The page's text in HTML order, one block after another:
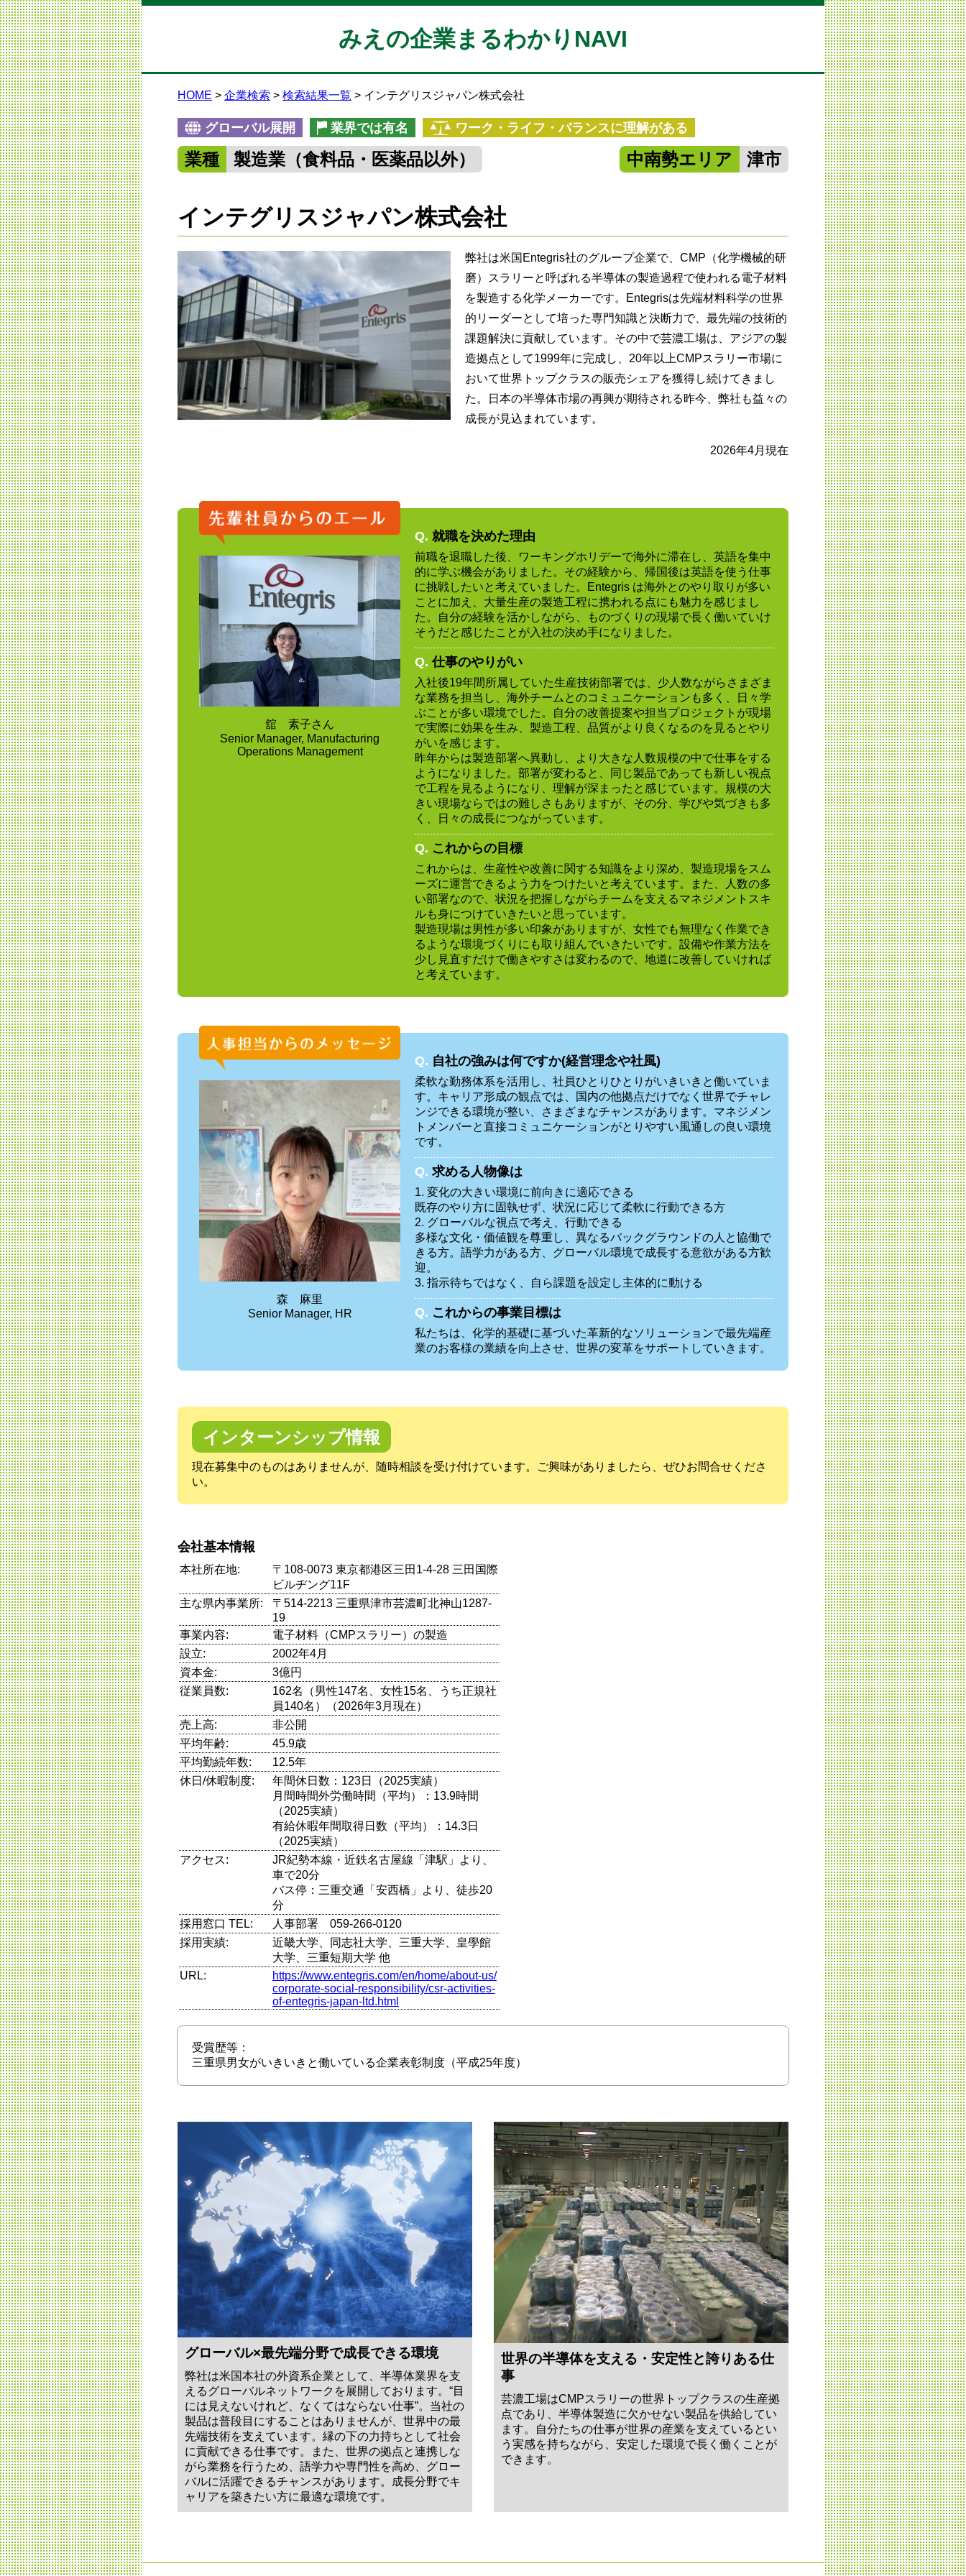
みえの企業まるわかりNAVI
HOME 企業検索 検索結果一覧 インテグリスジャパン株式会社
グローバル展開 業界では有名 ワーク・ライフ・バランスに理解がある
業種 製造業（食料品・医薬品以外） 中南勢エリア 津市
インテグリスジャパン株式会社
弊社は米国Entegris社のグループ企業で、CMP（化学機械的研
磨）スラリーと呼ばれる半導体の製造過程で使われる電子材料
を製造する化学メーカーです。Entegrisは先端材料科学の世界
的リーダーとして培った専門知識と決断力で、最先端の技術的
課題解決に貢献しています。その中で芸濃工場は、アジアの製
造拠点として1999年に完成し、20年以上CMPスラリー市場に
おいて世界トップクラスの販売シェアを獲得し続けてきまし
た。日本の半導体市場の再興が期待される昨今、弊社も益々の
成長が見込まれています。
2026年4月現在
舘 素子さん
Senior Manager, Manufacturing
Operations Management
Q. 就職を決めた理由
前職を退職した後、ワーキングホリデーで海外に滞在し、英語を集中
的に学ぶ機会がありました。その経験から、帰国後は英語を使う仕事
に挑戦したいと考えていました。Entegris は海外とのやり取りが多い
ことに加え、大量生産の製造工程に携われる点にも魅力を感じまし
た。自分の経験を活かしながら、ものづくりの現場で長く働いていけ
そうだと感じたことが入社の決め手になりました。
Q. 仕事のやりがい
入社後19年間所属していた生産技術部署では、少人数ながらさまざま
な業務を担当し、海外チームとのコミュニケーションも多く、日々学
ぶことが多い環境でした。自分の改善提案や担当プロジェクトが現場
で実際に効果を生み、製造工程、品質がより良くなるのを見るとやり
がいを感じます。
昨年からは製造部署へ異動し、より大きな人数規模の中で仕事をする
ようになりました。部署が変わると、同じ製品であっても新しい視点
で工程を見るようになり、理解が深まったと感じています。規模の大
きい現場ならではの難しさもありますが、その分、学びや気づきも多
く、日々の成長につながっています。
Q. これからの目標
これからは、生産性や改善に関する知識をより深め、製造現場をスム
ーズに運営できるよう力をつけたいと考えています。また、人数の多
い部署なので、状況を把握しながらチームを支えるマネジメントスキ
ルも身につけていきたいと思っています。
製造現場は男性が多い印象がありますが、女性でも無理なく作業でき
るような環境づくりにも取り組んでいきたいです。設備や作業方法を
少し見直すだけで働きやすさは変わるので、地道に改善していければ
と考えています。
森 麻里
Senior Manager, HR
Q. 自社の強みは何ですか(経営理念や社風)
柔軟な勤務体系を活用し、社員ひとりひとりがいきいきと働いていま
す。キャリア形成の観点では、国内の他拠点だけでなく世界でチャレ
ンジできる環境が整い、さまざまなチャンスがあります。マネジメン
トメンバーと直接コミュニケーションがとりやすい風通しの良い環境
です。
Q. 求める人物像は
1. 変化の大きい環境に前向きに適応できる
既存のやり方に固執せず、状況に応じて柔軟に行動できる方
2. グローバルな視点で考え、行動できる
多様な文化・価値観を尊重し、異なるバックグラウンドの人と協働で
きる方。語学力がある方、グローバル環境で成長する意欲がある方歓
迎。
3. 指示待ちではなく、自ら課題を設定し主体的に動ける
Q. これからの事業目標は
私たちは、化学的基礎に基づいた革新的なソリューションで最先端産
業のお客様の業績を向上させ、世界の変革をサポートしていきます。
インターンシップ情報
現在募集中のものはありませんが、随時相談を受け付けています。ご興味がありましたら、ぜひお問合せくださ
い。
会社基本情報
本社所在地:
〒108-0073 東京都港区三田1-4-28 三田国際
ビルヂング11F
主な県内事業所:
〒514-2213 三重県津市芸濃町北神山1287-
19
事業内容:
電子材料（CMPスラリー）の製造
設立:
2002年4月
資本金:
3億円
従業員数:
162名（男性147名、女性15名、うち正規社
員140名）（2026年3月現在）
売上高:
非公開
平均年齢:
45.9歳
平均勤続年数:
12.5年
休日/休暇制度:
年間休日数：123日（2025実績）
月間時間外労働時間（平均）：13.9時間
（2025実績）
有給休暇年間取得日数（平均）：14.3日
（2025実績）
アクセス:
JR紀勢本線・近鉄名古屋線「津駅」より、
車で20分
バス停：三重交通「安西橋」より、徒歩20
分
採用窓口 TEL:
人事部署 059-266-0120
採用実績:
近畿大学、同志社大学、三重大学、皇學館
大学、三重短期大学 他
URL:
https://www.entegris.com/en/home/about-us/
corporate-social-responsibility/csr-activities-
of-entegris-japan-ltd.html
受賞歴等：
三重県男女がいきいきと働いている企業表彰制度（平成25年度）
グローバル×最先端分野で成長できる環境
弊社は米国本社の外資系企業として、半導体業界を支
えるグローバルネットワークを展開しております。“目
には見えないけれど、なくてはならない仕事”。当社の
製品は普段目にすることはありませんが、世界中の最
先端技術を支えています。縁の下の力持ちとして社会
に貢献できる仕事です。また、世界の拠点と連携しな
がら業務を行うため、語学力や専門性を高め、グロー
バルに活躍できるチャンスがあります。成長分野でキ
ャリアを築きたい方に最適な環境です。
世界の半導体を支える・安定性と誇りある仕
事
芸濃工場はCMPスラリーの世界トップクラスの生産拠
点であり、半導体製造に欠かせない製品を供給してい
ます。自分たちの仕事が世界の産業を支えているとい
う実感を持ちながら、安定した環境で長く働くことが
できます。